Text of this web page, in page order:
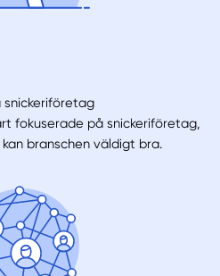
snickeriföretag
fokuserade på snickeriföretag,
branschen väldigt bra.